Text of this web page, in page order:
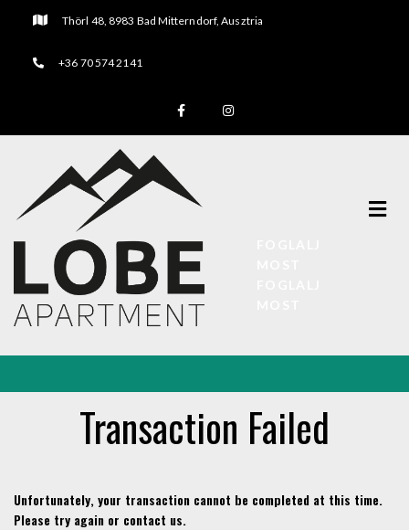
Thörl 48, 8983 Bad Mitterndorf, Ausztria
+36 70 574 2141
Transaction Failed
Unfortunately, your transaction cannot be completed at this time.
Please try again or contact us.